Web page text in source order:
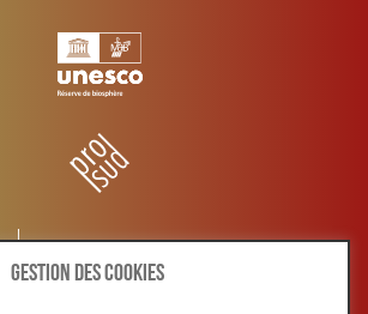
GESTION DES COOKIES